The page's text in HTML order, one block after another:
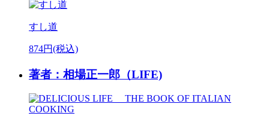
すし道
874円(税込)
著者：相場正一郎（LIFE)